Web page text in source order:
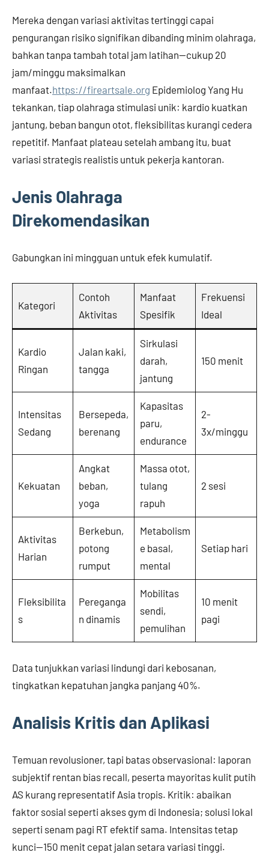
Mereka dengan variasi aktivitas tertinggi capai
pengurangan risiko signifikan dibanding minim olahraga,
bahkan tanpa tambah total jam latihan—cukup 20
jam/minggu maksimalkan
manfaat.https://fireartsale.org Epidemiolog Yang Hu
tekankan, tiap olahraga stimulasi unik: kardio kuatkan
jantung, beban bangun otot, fleksibilitas kurangi cedera
repetitif. Manfaat plateau setelah ambang itu, buat
variasi strategis realistis untuk pekerja kantoran.
Jenis Olahraga
Direkomendasikan
Gabungkan ini mingguan untuk efek kumulatif.
Kategori
Contoh
Aktivitas
Manfaat
Spesifik
Frekuensi
Ideal
Kardio
Ringan
Jalan kaki,
tangga
Sirkulasi
darah,
jantung
150 menit
Intensitas
Sedang
Bersepeda,
berenang
Kapasitas
paru,
endurance
2-
3x/minggu
Kekuatan
Angkat
beban,
yoga
Massa otot,
tulang
rapuh
2 sesi
Aktivitas
Harian
Berkebun,
potong
rumput
Metabolism
e basal,
mental
Setiap hari
Fleksibilita
s
Pereganga
n dinamis
Mobilitas
sendi,
pemulihan
10 menit
pagi
Data tunjukkan variasi lindungi dari kebosanan,
tingkatkan kepatuhan jangka panjang 40%.
Analisis Kritis dan Aplikasi
Temuan revolusioner, tapi batas observasional: laporan
subjektif rentan bias recall, peserta mayoritas kulit putih
AS kurang representatif Asia tropis. Kritik: abaikan
faktor sosial seperti akses gym di Indonesia; solusi lokal
seperti senam pagi RT efektif sama. Intensitas tetap
kunci—150 menit cepat jalan setara variasi tinggi.